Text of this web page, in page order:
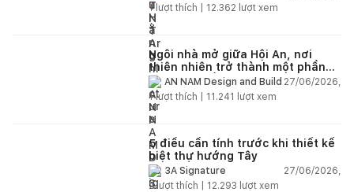
1lượt thích | 12.362 lượt xem
Ngôi nhà mở giữa Hội An, nơi
thiên nhiên trở thành một phần
của cuộc sống
AN NAM Design and Build 27/06/2026,
1lượt thích | 11.241 lượt xem
5 điều cần tính trước khi thiết kế
biệt thự hướng Tây
3A Signature
27/06/2026,
2lượt thích | 12.293 lượt xem